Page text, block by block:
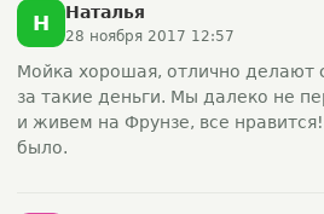
Н Наталья
28 ноября 2017 12:57
Мойка хорошая, отлично делают
за такие деньги. Мы далеко не
и живем на Фрунзе, все
было.